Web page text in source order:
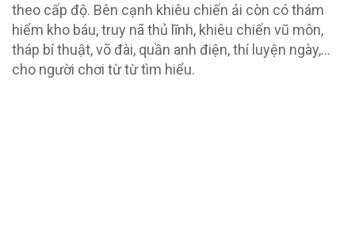
theo cấp độ. Bên cạnh khiêu chiến ải còn có thám
hiểm kho báu, truy nã thủ lĩnh, khiêu chiến vũ môn,
tháp bí thuật, võ đài, quần anh điện, thí luyện ngày,…
cho người chơi từ từ tìm hiểu.